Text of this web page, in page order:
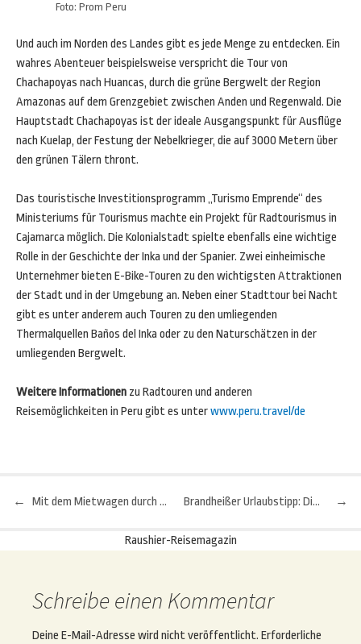
Foto: Prom Peru
Und auch im Norden des Landes gibt es jede Menge zu entdecken. Ein
wahres Abenteuer beispielsweise verspricht die Tour von
Chachapoyas nach Huancas, durch die grüne Bergwelt der Region
Amazonas auf dem Grenzgebiet zwischen Anden und Regenwald. Die
Hauptstadt Chachapoyas ist der ideale Ausgangspunkt für Ausflüge
nach Kuelap, der Festung der Nebelkrieger, die auf 3000 Metern über
den grünen Tälern thront.
Das touristische Investitionsprogramm „Turismo Emprende“ des
Ministeriums für Tourismus machte ein Projekt für Radtourismus in
Cajamarca möglich. Die Kolonialstadt spielte ebenfalls eine wichtige
Rolle in der Geschichte der Inka und der Spanier. Zwei einheimische
Unternehmer bieten E-Bike-Touren zu den wichtigsten Attraktionen
der Stadt und in der Umgebung an. Neben einer Stadttour bei Nacht
gibt es unter anderem auch Touren zu den umliegenden
Thermalquellen Baños del Inka oder zu den Naturschätzen in der
umliegenden Bergwelt.
Weitere Informationen zu Radtouren und anderen
Reisemöglichkeiten in Peru gibt es unterwww.peru.travel/de
Beitragsnavigation
← Mit dem Mietwagen durch Spanien – die wichtigsten Tipps →
Brandheißer Urlaubstipp: Die schönsten Highlights von Nevada
Raushier-Reisemagazin
Schreibe einen Kommentar
Deine E-Mail-Adresse wird nicht veröffentlicht. Erforderliche